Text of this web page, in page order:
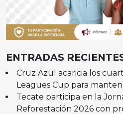
ENTRADAS
Cruz Azul acaricia los
Leagues Cup para
Tecate participa en la
Reforestación 2026 con